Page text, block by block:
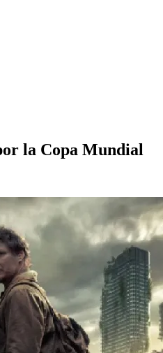
la Copa Mundial